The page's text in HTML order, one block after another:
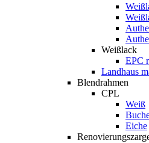
Weißlack
EPC
Landhaus
Blendrahmen
CPL
Weiß
Eiche